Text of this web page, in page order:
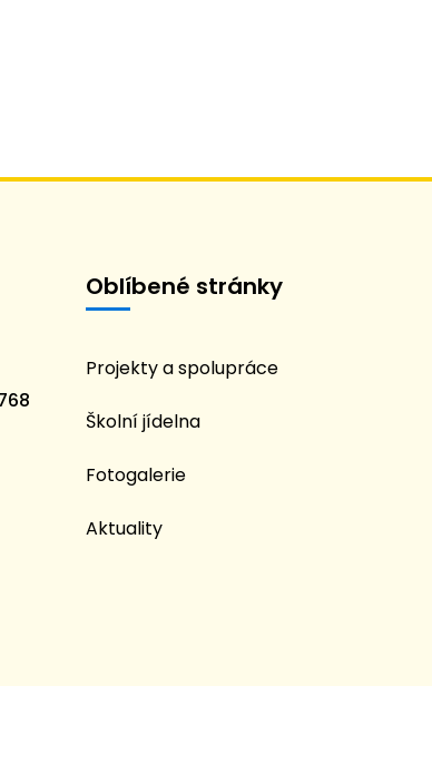
Oblíbené stránky
Projekty a spolupráce
Školní jídelna
Fotogalerie
Aktuality